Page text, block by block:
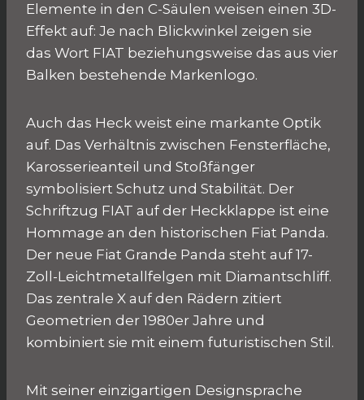
Elemente in den C-Säulen weisen einen 3D-
Effekt auf: Je nach Blickwinkel zeigen sie
das Wort FIAT beziehungsweise das aus vier
Balken bestehende Markenlogo.
Auch das Heck weist eine markante Optik
auf. Das Verhältnis zwischen Fensterfläche,
Karosserieanteil und Stoßfänger
symbolisiert Schutz und Stabilität. Der
Schriftzug FIAT auf der Heckklappe ist eine
Hommage an den historischen Fiat Panda.
Der neue Fiat Grande Panda steht auf 17-
Zoll-Leichtmetallfelgen mit Diamantschliff.
Das zentrale X auf den Rädern zitiert
Geometrien der 1980er Jahre und
kombiniert sie mit einem futuristischen Stil.
Mit seiner einzigartigen Designsprache